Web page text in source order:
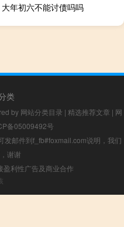
大年初六不能讨债吗吗
类
by 网站分类目录 | 精选推荐文章 | 网
备05009492号
发邮件到f_fb#foxmail.com说明，我们
谢谢
盈利性广告及商业合作